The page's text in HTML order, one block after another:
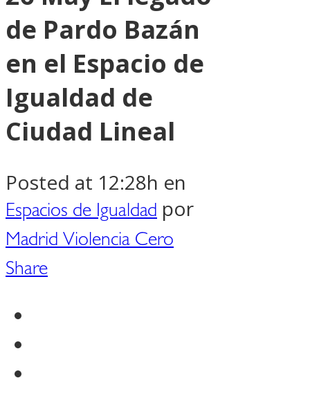
de Pardo Bazán
en el Espacio de
Igualdad de
Ciudad Lineal
Posted at 12:28h en
Espacios de Igualdad por
Madrid Violencia Cero
Share